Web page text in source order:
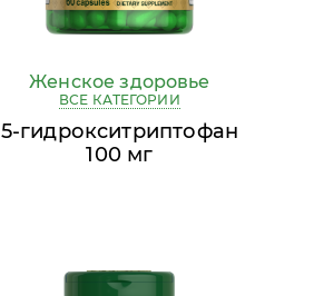
Женское здоровье
ВСЕ КАТЕГОРИИ
5-гидрокситриптофан
100 мг